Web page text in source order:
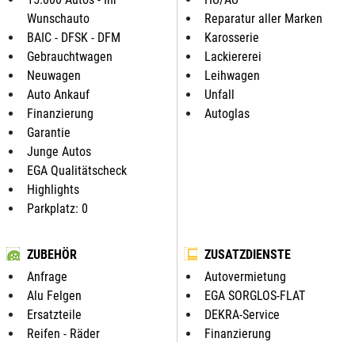
Wunschauto
BAIC - DFSK - DFM
Gebrauchtwagen
Neuwagen
Auto Ankauf
Finanzierung
Garantie
Junge Autos
EGA Qualitätscheck
Highlights
Parkplatz: 0
Reparatur aller Marken
Karosserie
Lackiererei
Leihwagen
Unfall
Autoglas
ZUBEHÖR
Anfrage
Alu Felgen
Ersatzteile
Reifen - Räder
ZUSATZDIENSTE
Autovermietung
EGA SORGLOS-FLAT
DEKRA-Service
Finanzierung